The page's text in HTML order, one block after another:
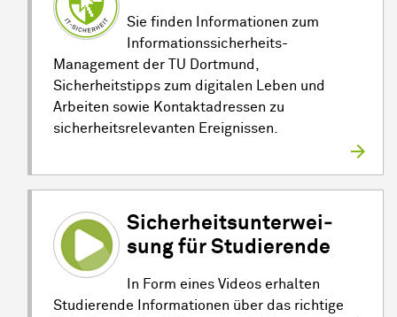
Sie finden Informationen zum
Informationssicherheits-
Management der TU Dortmund,
Sicherheitstipps zum digitalen Leben und
Arbeiten sowie Kontaktadressen zu
sicherheitsrelevanten Ereignissen.
Sicher­heits­un­ter­wei­
sung für Studierende
In Form eines Videos erhalten
Studierende Informationen über das richtige